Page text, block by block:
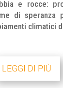
e rocce:
di speranza
climatici
LEGGI DI PIÙ